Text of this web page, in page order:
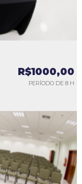
R$1000,00
PERÍODO DE 8 H